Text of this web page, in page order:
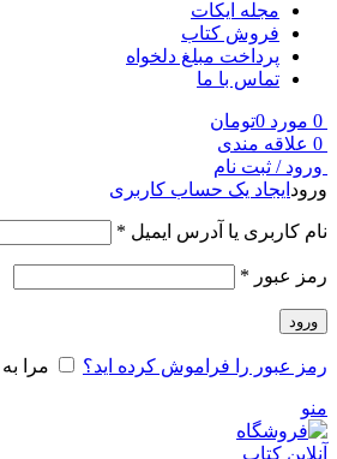
مجله ایکات
فروش کتاب
پرداخت مبلغ دلخواه
تماس با ما
0 مورد 0تومان
0 علاقه مندی
ورود / ثبت نام
ورود ایجاد یک حساب کاربری
نام کاربری یا آدرس ایمیل *
رمز عبور *
ورود
رمز عبور را فراموش کرده اید؟ مرا
منو